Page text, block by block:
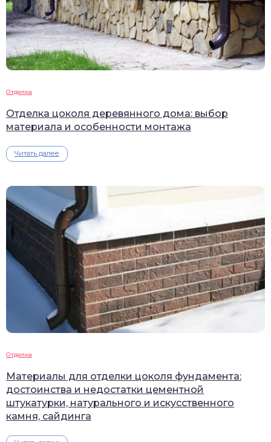
Отделка
Отделка цоколя деревянного дома: выбор
материала и особенности монтажа
Читать далее
Отделка
Материалы для отделки цоколя фундамента:
достоинства и недостатки цементной
штукатурки, натурального и искусственного
камня, сайдинга